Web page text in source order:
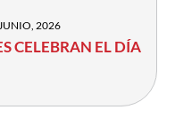
2026
CELEBRAN EL DÍA